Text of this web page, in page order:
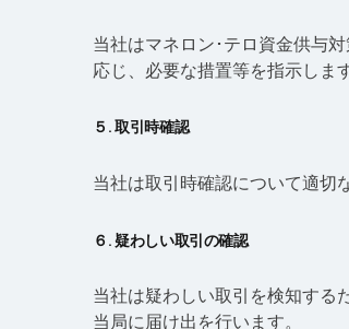
当社はマネロン･テロ資金供与
応じ、必要な措置等を指示します
５. 取引時確認
当社は取引時確認について適切
６. 疑わしい取引の確認
当社は疑わしい取引を検知する
当局に届け出を行います。